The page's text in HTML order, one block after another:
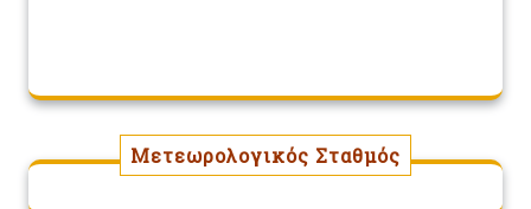
Μετεωρολογικός Σταθμός